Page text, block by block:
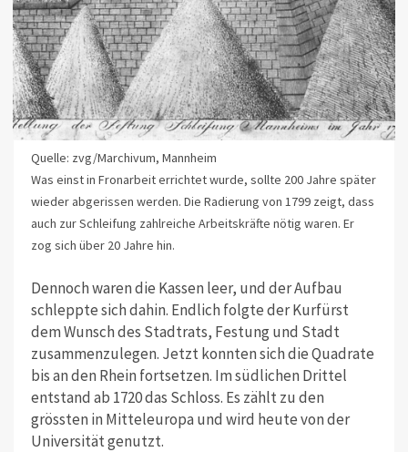
Quelle: zvg/Marchivum, Mannheim
Was einst in Fronarbeit errichtet wurde, sollte 200 Jahre später
wieder abgerissen werden. Die Radierung von 1799 zeigt, dass
auch zur Schleifung zahlreiche Arbeitskräfte nötig waren. Er
zog sich über 20 Jahre hin.
Dennoch waren die Kassen leer, und der Aufbau
schleppte sich dahin. Endlich folgte der Kurfürst
dem Wunsch des Stadtrats, Festung und Stadt
zusammenzulegen. Jetzt konnten sich die Quadrate
bis an den Rhein fortsetzen. Im südlichen Drittel
entstand ab 1720 das Schloss. Es zählt zu den
grössten in Mitteleuropa und wird heute von der
Universität genutzt.